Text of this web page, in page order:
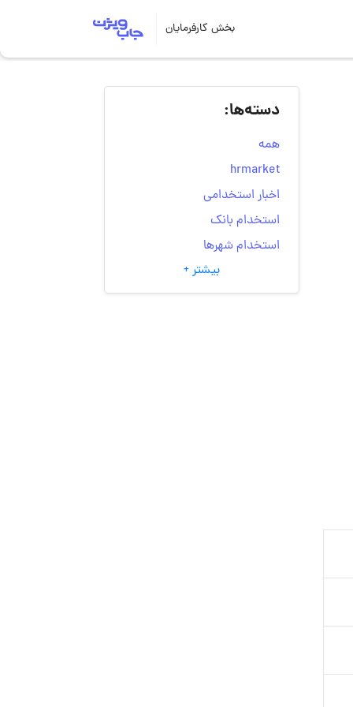
بخش کارفرمایان
دسته‌ها:
همه
hrmarket
اخبار استخدامی
استخدام بانک
استخدام شهرها
انتخاب مسیر شغلی
به‌روزرسانی‌های سایت
بیشتر +